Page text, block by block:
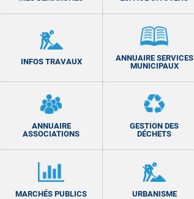
INFOS TRAVAUX
ANNUAIRE SERVICES
MUNICIPAUX
ANNUAIRE
ASSOCIATIONS
GESTION DES
DÉCHETS
MARCHÉS PUBLICS URBANISME